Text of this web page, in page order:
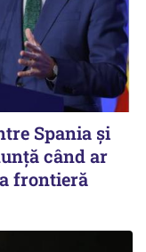
Spania și
când ar
frontieră